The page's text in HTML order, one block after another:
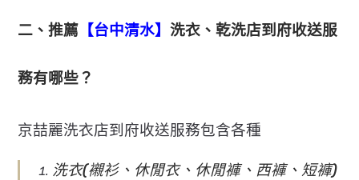
二、推薦 【台中清水】洗衣、乾洗店到府收送服
務有哪些？
京喆麗洗衣店到府收送服務包含各種
洗衣(襯衫、休閒衣、休閒褲、西褲、短褲)